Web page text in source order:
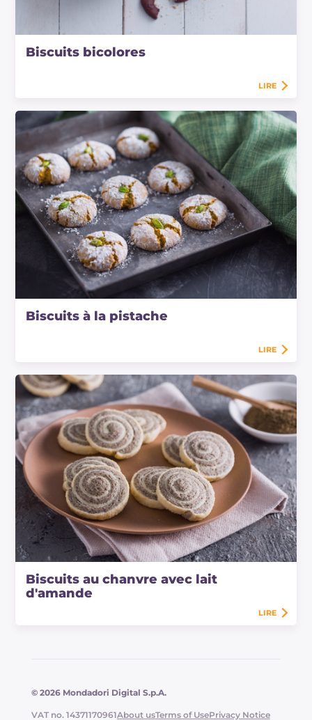
Biscuits bicolores
LIRE
Biscuits à la pistache
LIRE
Biscuits au chanvre avec lait
d'amande
LIRE
© 2026 Mondadori Digital S.p.A.
VAT no. 14371170961About usTerms of UsePrivacy Notice